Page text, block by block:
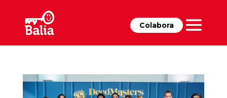
Colabora